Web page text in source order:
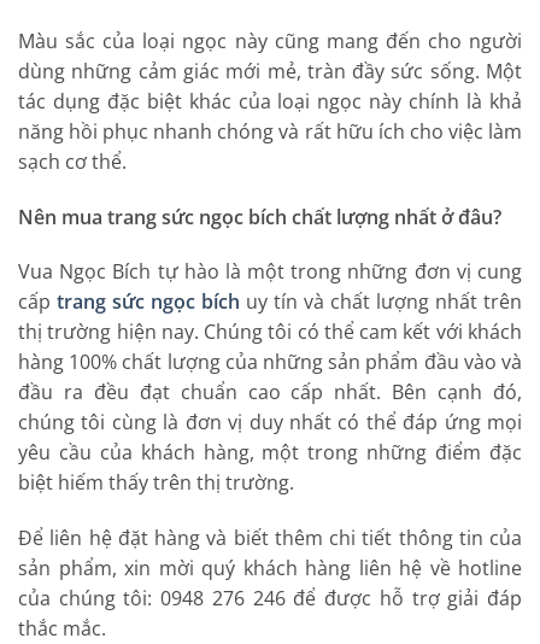
Màu sắc của loại ngọc này cũng mang đến cho người
dùng những cảm giác mới mẻ, tràn đầy sức sống. Một
tác dụng đặc biệt khác của loại ngọc này chính là khả
năng hồi phục nhanh chóng và rất hữu ích cho việc làm
sạch cơ thể.
Nên mua trang sức ngọc bích chất lượng nhất ở đâu?
Vua Ngọc Bích tự hào là một trong những đơn vị cung
cấp trang sức ngọc bích uy tín và chất lượng nhất trên
thị trường hiện nay. Chúng tôi có thể cam kết với khách
hàng 100% chất lượng của những sản phẩm đầu vào và
đầu ra đều đạt chuẩn cao cấp nhất. Bên cạnh đó,
chúng tôi cùng là đơn vị duy nhất có thể đáp ứng mọi
yêu cầu của khách hàng, một trong những điểm đặc
biệt hiếm thấy trên thị trường.
Để liên hệ đặt hàng và biết thêm chi tiết thông tin của
sản phẩm, xin mời quý khách hàng liên hệ về hotline
của chúng tôi: 0948 276 246 để được hỗ trợ giải đáp
thắc mắc.